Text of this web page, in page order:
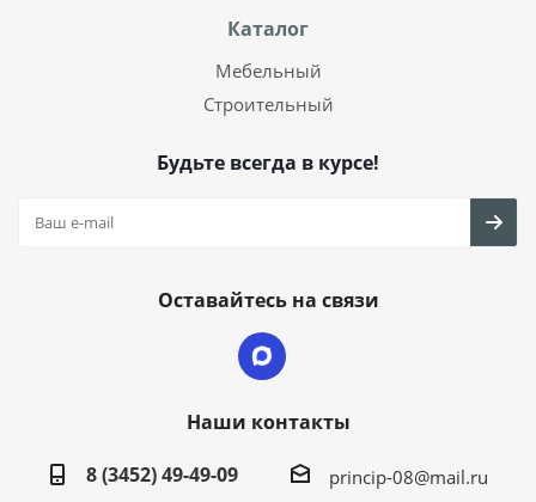
Каталог
Мебельный
Строительный
Будьте всегда в курсе!
Оставайтесь на связи
Наши контакты
8 (3452) 49-49-09
princip-08@mail.ru